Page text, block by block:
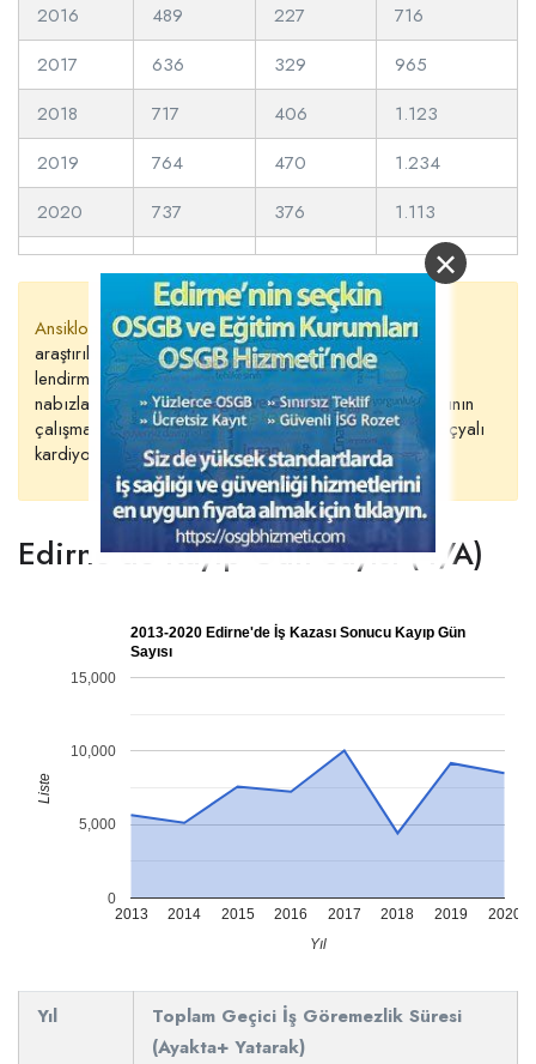
×
2016
489 227
716
2017
636 329
965
2018
717 406
1.123
2019
764 470
1.234
2020
737 376 1.113
Ansiklopedist’ten Soru Var;Kalp ritim bozukluklarının
araştırılma­sında öncülük etmiş, kalbin işleyişini değer­
lendirmek amacıyla ilk kez atardamar ve toplardamar
nabızlarını eşzamanlı olarak saptamış, ayrıca kalp kasının
çalışması konusundaki araştırmalara öncülük etmiş İskoçyalı
kardiyo­log
Edirne’de Kayıp Gün Sayısı (4/A)
2013-2020 Edirne'de İş Kazası Sonucu Kayıp Gün
Sayısı
2013 2014 2015 2016 2017 2018 2019 2020
0
5,000
10,000
15,000
Yıl
Liste
Yıl
Toplam Geçici İş Göremezlik Süresi
(Ayakta+ Yatarak)